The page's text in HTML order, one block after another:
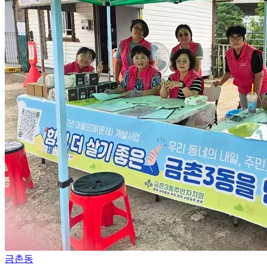
금촌동